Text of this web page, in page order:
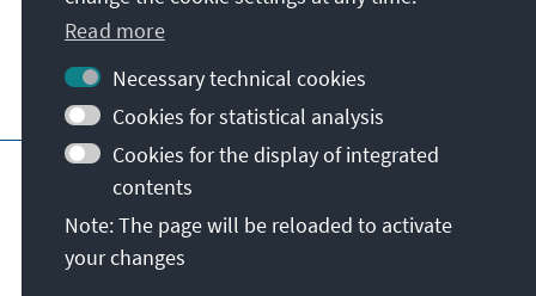
Contact
Visit also
Main page of KAS Imprint
Data protection
Terms of use
Report an accessibility issue
© Konrad-Adenauer-Stiftung e.V. 2026
Read more
Necessary technical cookies
Cookies for statistical analysis
Cookies for the display of integrated
contents
Note: The page will be reloaded to activate
your changes